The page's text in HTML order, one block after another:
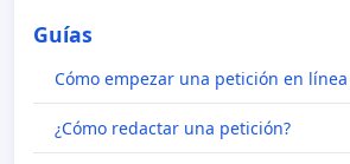
Guías
Cómo empezar una petición en línea
¿Cómo redactar una petición?